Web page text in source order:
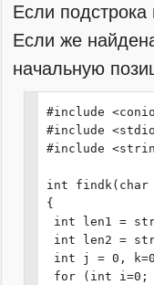
Если
Если же
начальную
#include
#include
#include
int
{
int len1 =
int len2 =
int j = 0,
for (int i=0;